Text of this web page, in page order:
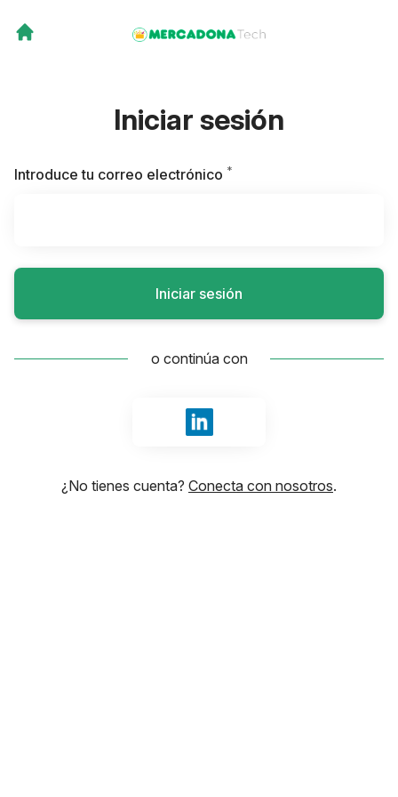
Iniciar sesión
Introduce tu correo electrónico *
Iniciar sesión
o continúa con
Iniciar sesión con LinkedIn
¿No tienes cuenta? Conecta con nosotros.